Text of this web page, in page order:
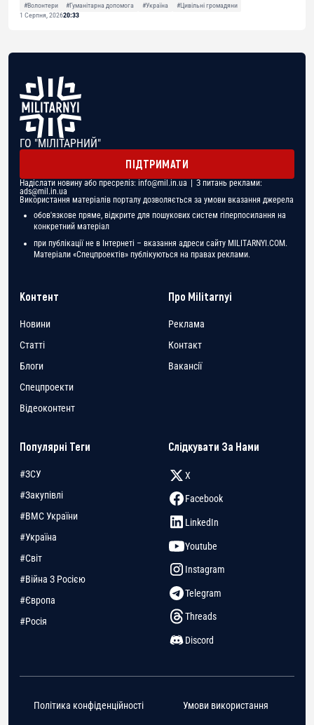
#Волонтери
#Гуманітарна допомога #Україна
#Цивільні громадяни
1 Серпня, 202620:33
ГО "МІЛІТАРНИЙ"
ПІДТРИМАТИ
Надіслати новину або пресреліз: info@mil.in.ua | З питань реклами:
ads@mil.in.ua
Використання матеріалів порталу дозволяється за умови вказання джерела
обов'язкове пряме, відкрите для пошукових систем гіперпосилання на
конкретний матеріал
при публікації не в Інтернеті – вказання адреси сайту MILITARNYI.COM.
Матеріали «Спецпроектів» публікуються на правах реклами.
Контент
Новини
Статті
Блоги
Спецпроекти
Відеоконтент
Про Militarnyi
Реклама
Контакт
Вакансії
Популярні Теги
#ЗСУ
#Закупівлі
#ВМС України
#Україна
#Світ
#Війна З Росією
#Європа
#Росія
Слідкувати За Нами
X
Facebook
LinkedIn
Youtube
Instagram
Telegram
Threads
Discord
Політика конфіденційності Умови використання